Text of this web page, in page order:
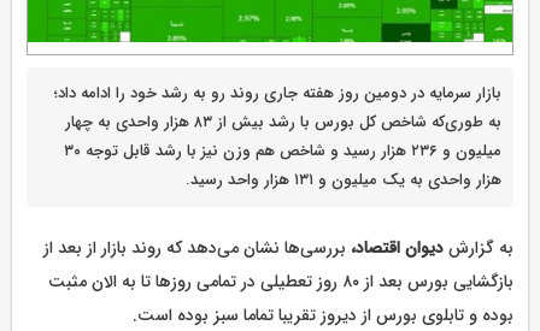
بازار سرمایه در دومین روز هفته جاری روند رو به رشد خود را ادامه داد؛
‌به طوری‌که شاخص کل بورس با رشد بیش از ۸۳ هزار واحدی به چهار
میلیون و ۲۳۶ هزار رسید و شاخص هم وزن نیز با رشد قابل توجه ۳۰
هزار واحدی به یک میلیون و ۱۳۱ هزار واحد رسید.
به گزارشدیوان اقتصاد، بررسی‌ها نشان می‌دهد که روند بازار از بعد از
بازگشایی بورس بعد از ۸۰ روز تعطیلی در تمامی روزها تا به الان مثبت
بوده و تابلوی بورس از دیروز تقریبا تماما سبز بوده است.